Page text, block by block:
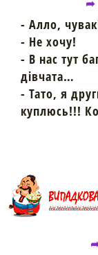
➦
- Алло,
- Не хочу!
- В нас тут
дівчата…
- Тато, я
куплюсь!!!